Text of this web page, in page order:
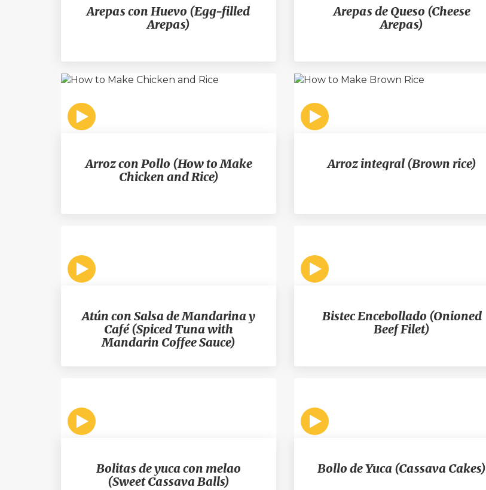
Arepas con Huevo (Egg-filled
Arepas)
Arepas de Queso (Cheese
Arepas)
Arroz con Pollo (How to Make
Chicken and Rice)
Arroz integral (Brown rice)
Atún con Salsa de Mandarina y
Café (Spiced Tuna with
Mandarin Coffee Sauce)
Bistec Encebollado (Onioned
Beef Filet)
Bolitas de yuca con melao
(Sweet Cassava Balls)
Bollo de Yuca (Cassava Cakes)